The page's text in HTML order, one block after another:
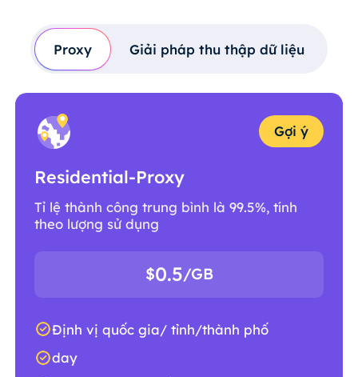
Proxy Giải pháp thu thập dữ liệu
Gợi ý
Residential-Proxy
Tỉ lệ thành công trung bình là 99.5%, tính
theo lượng sử dụng
$0.5/GB
Định vị quốc gia/ tỉnh/thành phố
day